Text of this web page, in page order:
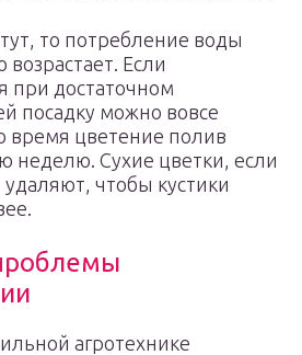
то потребление воды
Если
при достаточном
посадку можно вовсе
время цветение полив
неделю. Сухие цветки, если
чтобы кустики
агротехнике